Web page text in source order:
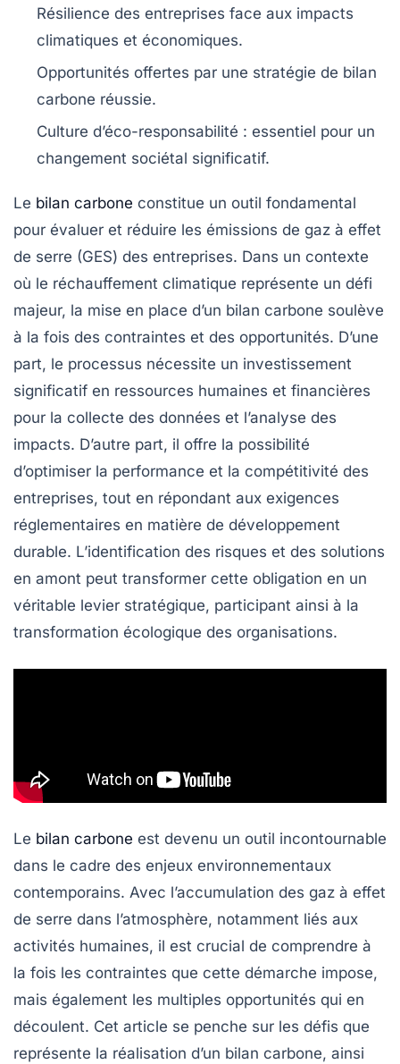
Résilience des entreprises face aux impacts
climatiques et économiques.
Opportunités offertes par une stratégie de bilan
carbone réussie.
Culture d’éco-responsabilité : essentiel pour un
changement sociétal significatif.
Le bilan carbone constitue un outil fondamental
pour évaluer et réduire les émissions de gaz à effet
de serre (GES) des entreprises. Dans un contexte
où le réchauffement climatique représente un défi
majeur, la mise en place d’un bilan carbone soulève
à la fois des contraintes et des opportunités. D’une
part, le processus nécessite un investissement
significatif en ressources humaines et financières
pour la collecte des données et l’analyse des
impacts. D’autre part, il offre la possibilité
d’optimiser la performance et la compétitivité des
entreprises, tout en répondant aux exigences
réglementaires en matière de développement
durable. L’identification des risques et des solutions
en amont peut transformer cette obligation en un
véritable levier stratégique, participant ainsi à la
transformation écologique des organisations.
Le bilan carbone est devenu un outil incontournable
dans le cadre des enjeux environnementaux
contemporains. Avec l’accumulation des gaz à effet
de serre dans l’atmosphère, notamment liés aux
activités humaines, il est crucial de comprendre à
la fois les contraintes que cette démarche impose,
mais également les multiples opportunités qui en
découlent. Cet article se penche sur les défis que
représente la réalisation d’un bilan carbone, ainsi